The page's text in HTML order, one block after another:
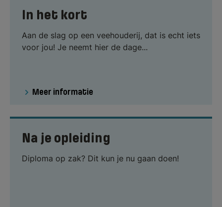
In het kort
Aan de slag op een veehouderij, dat is echt iets
voor jou! Je neemt hier de dage...
Meer informatie
Na je opleiding
Diploma op zak? Dit kun je nu gaan doen!